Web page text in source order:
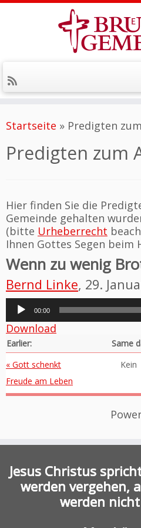
Inhalt
Startseite » Predigten
Predigten zum
Hier finden Sie die
Gemeinde gehalten
(bitte Urheberrecht
Ihnen Gottes Segen beim
Wenn zu wenig
Bernd Linke, 29.
Audio-
Player00:00
Download
Earlier: Same
« Gott schenkt
Freude am Leben
Kein
Jesus Christus
werden vergehen,
werden